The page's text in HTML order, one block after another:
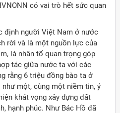
có vai trò hết sức quan
định người Việt Nam ở nước
rời và là một nguồn lực của
là nhân tố quan trọng góp
tác giữa nước ta với các
rằng 6 triệu đồng bào ta ở
một, cùng một niềm tin, ý
khát vọng xây dựng đất
hạnh phúc. Như Bác Hồ đã